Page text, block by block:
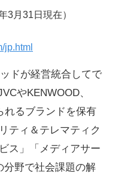
3月31日現在）
jp.html
ドが経営統合してで
やKENWOOD、
れるブランドを保有
ティ＆テレマティク
ス」「メディアサー
分野で社会課題の解